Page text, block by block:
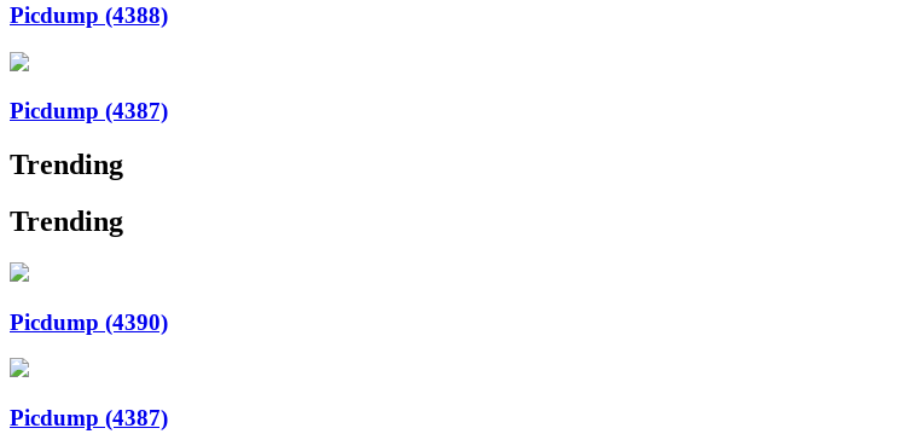
Picdump (4388)
Picdump (4387)
Trending
Trending
Picdump (4390)
Picdump (4387)